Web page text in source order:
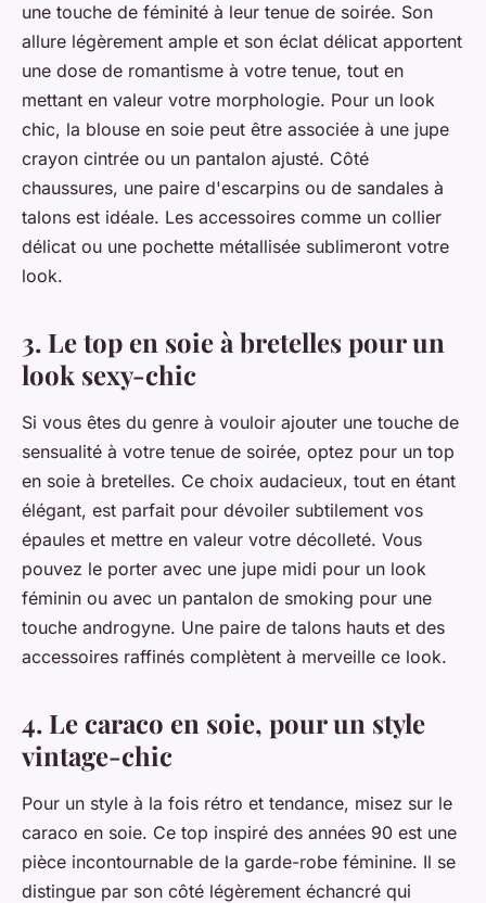
une touche de féminité à leur tenue de soirée. Son
allure légèrement ample et son éclat délicat apportent
une dose de romantisme à votre tenue, tout en
mettant en valeur votre morphologie. Pour un look
chic, la blouse en soie peut être associée à une jupe
crayon cintrée ou un pantalon ajusté. Côté
chaussures, une paire d'escarpins ou de sandales à
talons est idéale. Les accessoires comme un collier
délicat ou une pochette métallisée sublimeront votre
look.
3. Le top en soie à bretelles pour un
look sexy-chic
Si vous êtes du genre à vouloir ajouter une touche de
sensualité à votre tenue de soirée, optez pour un top
en soie à bretelles. Ce choix audacieux, tout en étant
élégant, est parfait pour dévoiler subtilement vos
épaules et mettre en valeur votre décolleté. Vous
pouvez le porter avec une jupe midi pour un look
féminin ou avec un pantalon de smoking pour une
touche androgyne. Une paire de talons hauts et des
accessoires raffinés complètent à merveille ce look.
4. Le caraco en soie, pour un style
vintage-chic
Pour un style à la fois rétro et tendance, misez sur le
caraco en soie. Ce top inspiré des années 90 est une
pièce incontournable de la garde-robe féminine. Il se
distingue par son côté légèrement échancré qui